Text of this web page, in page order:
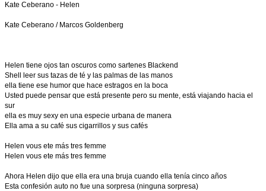
Kate Ceberano - Helen
Kate Ceberano / Marcos Goldenberg
Helen tiene ojos tan oscuros como sartenes Blackend
Shell leer sus tazas de té y las palmas de las manos
ella tiene ese humor que hace estragos en la boca
Usted puede pensar que está presente pero su mente, está viajando hacia el
sur
ella es muy sexy en una especie urbana de manera
Ella ama a su café sus cigarrillos y sus cafés
Helen vous ete más tres femme
Helen vous ete más tres femme
Ahora Helen dijo que ella era una bruja cuando ella tenía cinco años
Esta confesión auto no fue una sorpresa (ninguna sorpresa)